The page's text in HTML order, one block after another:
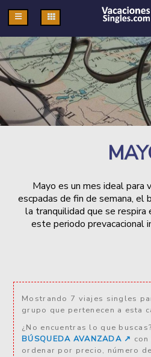
Mayo es un mes ideal para
escpadas de fin de semana, el
la tranquilidad que se respira
este periodo prevacacional
Mostrando 7 viajes singles
grupo que pertenecen a esta
¿No encuentras lo que
BÚSQUEDA AVANZADA ↗️
ordenar por precio, número